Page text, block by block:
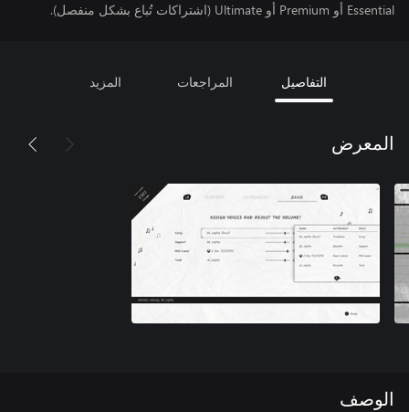
Essential أو Premium أو Ultimate (اشتراكات تُباع بشكل منفصل).
التفاصيل المراجعات المزيد
المعرض
الوصف